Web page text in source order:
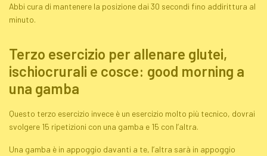
Abbi cura di mantenere la posizione dai 30 secondi fino addirittura al
minuto.
Terzo esercizio per allenare glutei,
ischiocrurali e cosce: good morning a
una gamba
Questo terzo esercizio invece è un esercizio molto più tecnico, dovrai
svolgere 15 ripetizioni con una gamba e 15 con l’altra.
Una gamba è in appoggio davanti a te, l’altra sarà in appoggio